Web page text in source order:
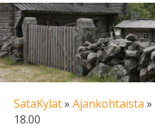
SataKylät» Ajankohtaista »
18.00